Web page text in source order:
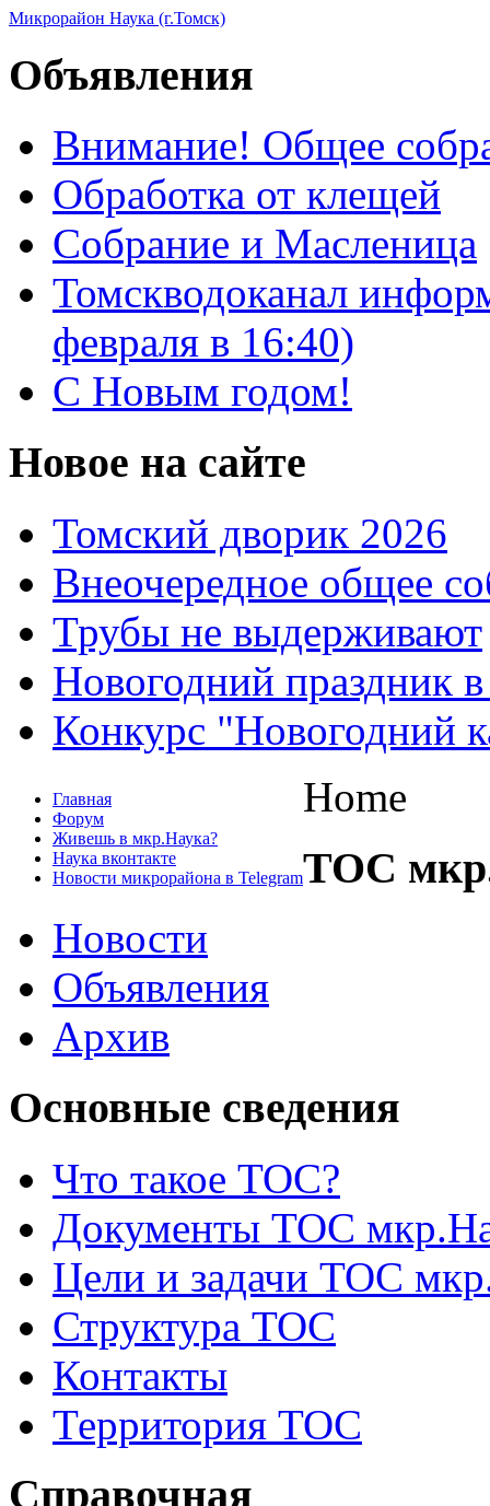
Микрорайон Наука (г.Томск)
Объявления
Внимание! Общее
Обработка от клещей
Собрание и Масленица
Томскводоканал
февраля в 16:40)
С Новым годом!
Новое на сайте
Томский дворик 2026
Внеочередное общее
Трубы не выдерживают
Новогодний праздник
Конкурс "Новогодний
Главная
Форум
Живешь в мкр.Наука?
Наука вконтакте
Новости микрорайона в Telegram
Home
ТОС
Новости
Объявления
Архив
Основные сведения
Что такое ТОС?
Документы ТОС
Цели и задачи ТОС
Структура ТОС
Контакты
Территория ТОС
Справочная